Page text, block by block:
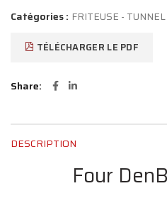
Catégories : FRITEUSE -
TÉLÉCHARGER LE PDF
Share
DESCRIPTION
Four